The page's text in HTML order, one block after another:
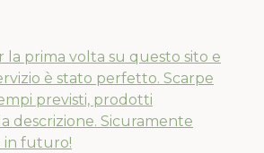
la prima volta su questo sito e
è stato perfetto. Scarpe
previsti, prodotti
descrizione. Sicuramente
in futuro!